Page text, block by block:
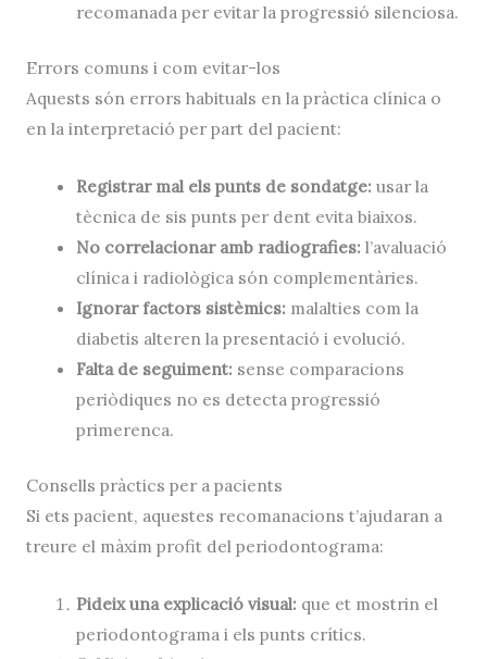
recomanada per evitar la progressió silenciosa.
Errors comuns i com evitar-los
Aquests són errors habituals en la pràctica clínica o
en la interpretació per part del pacient:
Registrar mal els punts de sondatge: usar la
tècnica de sis punts per dent evita biaixos.
No correlacionar amb radiografies: l’avaluació
clínica i radiològica són complementàries.
Ignorar factors sistèmics: malalties com la
diabetis alteren la presentació i evolució.
Falta de seguiment: sense comparacions
periòdiques no es detecta progressió
primerenca.
Consells pràctics per a pacients
Si ets pacient, aquestes recomanacions t’ajudaran a
treure el màxim profit del periodontograma:
Pideix una explicació visual: que et mostrin el
periodontograma i els punts crítics.